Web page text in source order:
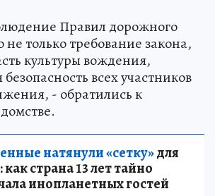
Правил дорожного
только требование закона,
культуры вождения,
всех участников
- обратились к
натянули «сетку»для
страна 13 лет тайно
инопланетных гостей